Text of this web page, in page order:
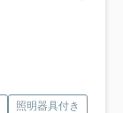
照明器具付き